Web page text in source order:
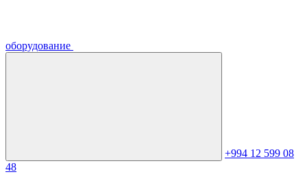
оборудование
+994 12 599 08
48